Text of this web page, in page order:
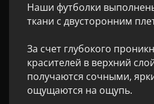
Наши футболки
ткани с двусторонним
За счет глубокого
красителей в верхний
получаются сочными,
ощущаются на ощупь.